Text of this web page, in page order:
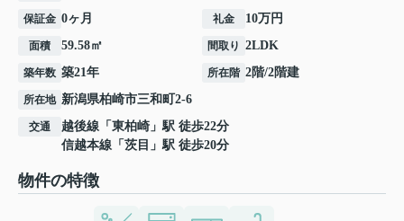
保証金 0ヶ月 礼金 10万円
面積 59.58㎡ 間取り 2LDK
築年数 築21年 所在階 2階/2階建
所在地 新潟県柏崎市三和町 2-6
交通 越後線 「 東柏崎 」駅 徒歩22分
信越本線 「 茨目 」駅 徒歩20分
物件の特徴